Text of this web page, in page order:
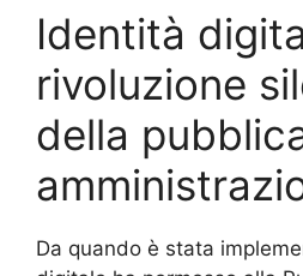
Identità
rivoluzione
della
Da quando è stata